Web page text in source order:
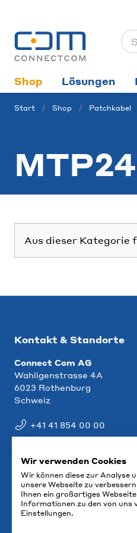
Shop Lösungen
Start Shop Patchkabel
MTP24
Aus dieser Kategorie
Kontakt & Standorte
Connect Com AG
Wahligenstrasse 4A
6023 Rothenburg
Schweiz
+41 41 854 00 00
Wir verwenden Cookies
Wir können diese zur Analyse
unsere Webseite zu
Ihnen ein großartiges
Informationen zu den von uns
Einstellungen.